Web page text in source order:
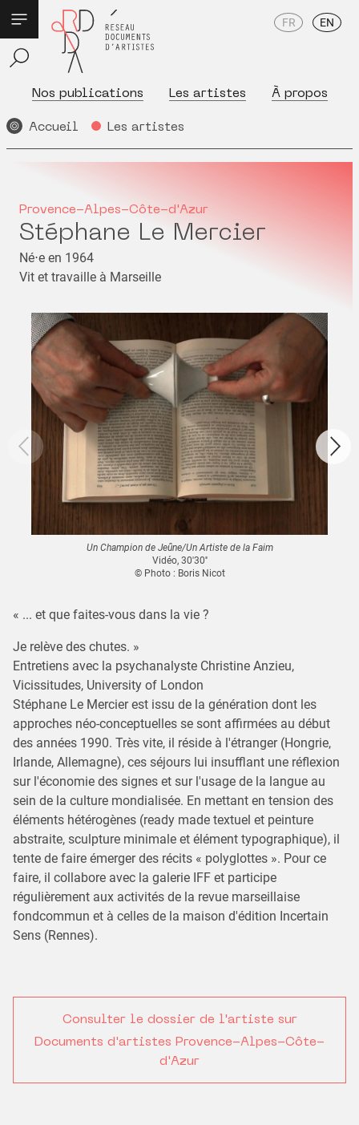
Nos publications Les artistes À propos
FR EN
Accueil Les artistes
Provence-Alpes-Côte-d'Azur
Stéphane Le Mercier
Né⋅e en 1964
Vit et travaille à Marseille
Un Champion de Jeûne/Un Artiste de la Faim
Vidéo, 30'30''
© Photo : Boris Nicot
« ... et que faites-vous dans la vie ?
Je relève des chutes. »
Entretiens avec la psychanalyste Christine Anzieu,
Vicissitudes, University of London
Stéphane Le Mercier est issu de la génération dont les
approches néo-conceptuelles se sont affirmées au début
des années 1990. Très vite, il réside à l'étranger (Hongrie,
Irlande, Allemagne), ces séjours lui insufflant une réflexion
sur l'économie des signes et sur l'usage de la langue au
sein de la culture mondialisée. En mettant en tension des
éléments hétérogènes (ready made textuel et peinture
abstraite, sculpture minimale et élément typographique), il
tente de faire émerger des récits « polyglottes ». Pour ce
faire, il collabore avec la galerie IFF et participe
régulièrement aux activités de la revue marseillaise
fondcommun et à celles de la maison d'édition Incertain
Sens (Rennes).
Consulter le dossier de l'artiste sur
Documents d'artistes Provence-Alpes-Côte-
d'Azur